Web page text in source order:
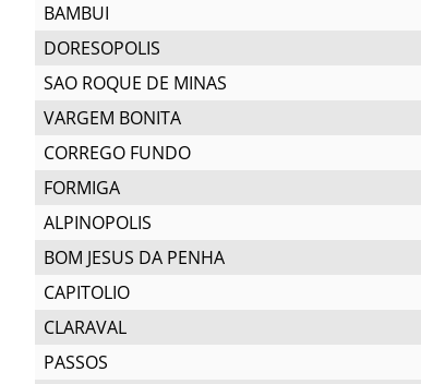
BAMBUI
DORESOPOLIS
SAO ROQUE DE MINAS
VARGEM BONITA
CORREGO FUNDO
FORMIGA
ALPINOPOLIS
BOM JESUS DA PENHA
CAPITOLIO
CLARAVAL
PASSOS